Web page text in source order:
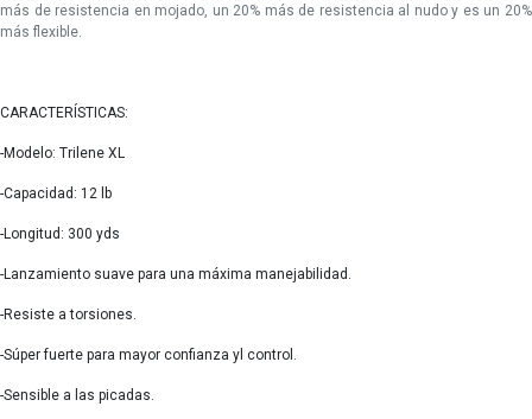
más de resistencia en mojado, un 20% más de resistencia al nudo y es un 20%
más flexible.
CARACTERÍSTICAS:
-Modelo: Trilene XL
-Capacidad: 12 lb
-Longitud: 300 yds
-Lanzamiento suave para una máxima manejabilidad.
-Resiste a torsiones.
-Súper fuerte para mayor confianza yl control.
-Sensible a las picadas.